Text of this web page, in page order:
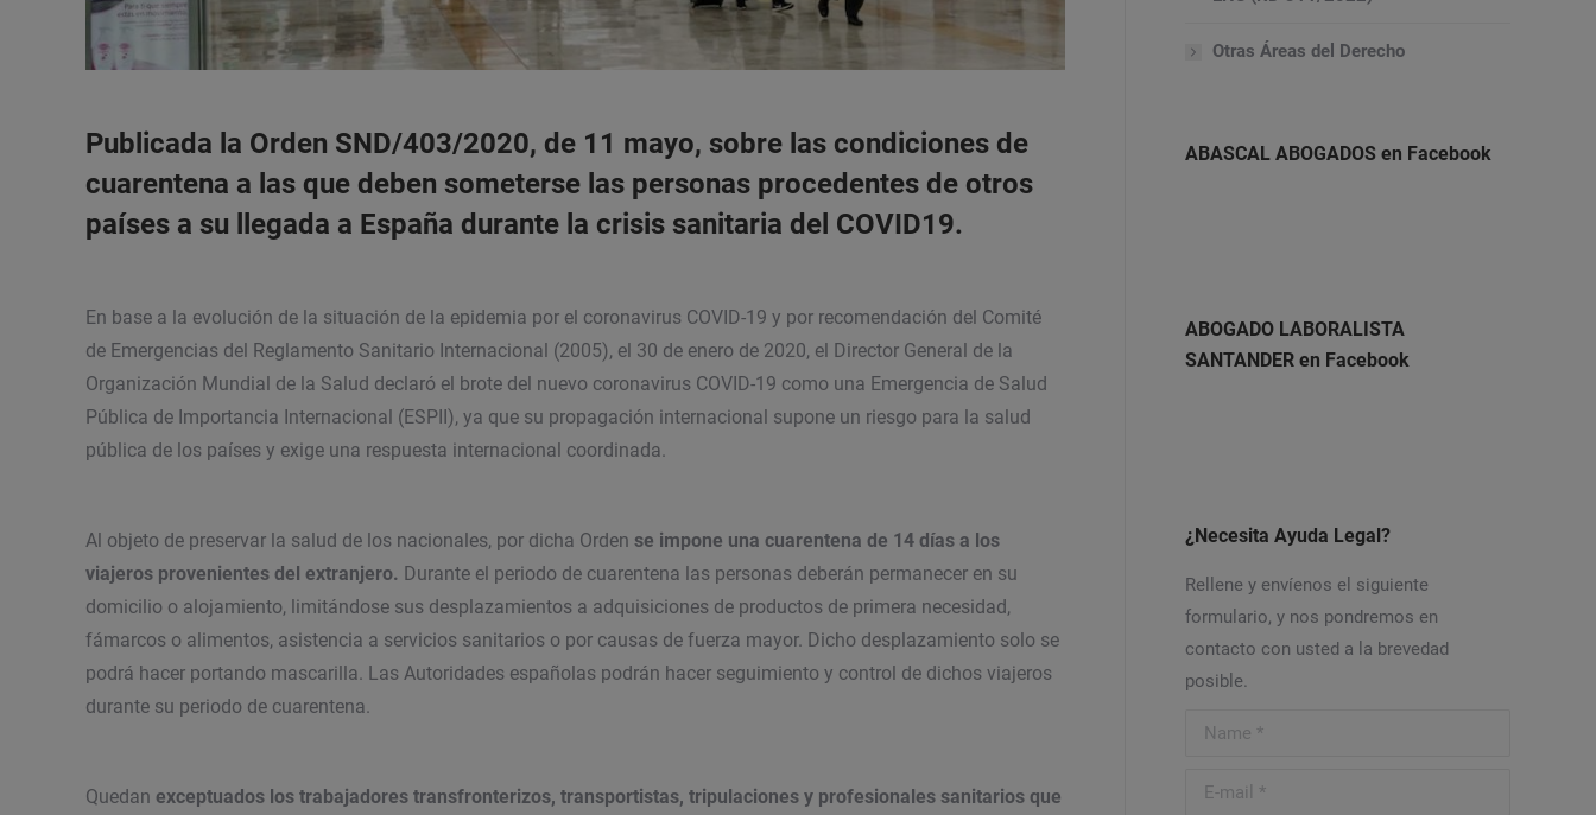
Publicada la Orden SND/403/2020, de 11 mayo, sobre las condiciones de
cuarentena a las que deben someterse las personas procedentes de otros
países a su llegada a España durante la crisis sanitaria del COVID19.
En base a la evolución de la situación de la epidemia por el coronavirus COVID-19 y por recomendación del Comité
de Emergencias del Reglamento Sanitario Internacional (2005), el 30 de enero de 2020, el Director General de la
Organización Mundial de la Salud declaró el brote del nuevo coronavirus COVID-19 como una Emergencia de Salud
Pública de Importancia Internacional (ESPII), ya que su propagación internacional supone un riesgo para la salud
pública de los países y exige una respuesta internacional coordinada.
Al objeto de preservar la salud de los nacionales, por dicha Orden se impone una cuarentena de 14 días a los
viajeros provenientes del extranjero. Durante el periodo de cuarentena las personas deberán permanecer en su
domicilio o alojamiento, limitándose sus desplazamientos a adquisiciones de productos de primera necesidad,
fámarcos o alimentos, asistencia a servicios sanitarios o por causas de fuerza mayor. Dicho desplazamiento solo se
podrá hacer portando mascarilla. Las Autoridades españolas podrán hacer seguimiento y control de dichos viajeros
durante su periodo de cuarentena.
Quedan exceptuados los trabajadores transfronterizos, transportistas, tripulaciones y profesionales sanitarios que
Otras Áreas del Derecho
ABASCAL ABOGADOS en Facebook
ABOGADO LABORALISTA
SANTANDER en Facebook
¿Necesita Ayuda Legal?
Rellene y envíenos el siguiente
formulario, y nos pondremos en
contacto con usted a la brevedad
posible.
Name *
E-mail *